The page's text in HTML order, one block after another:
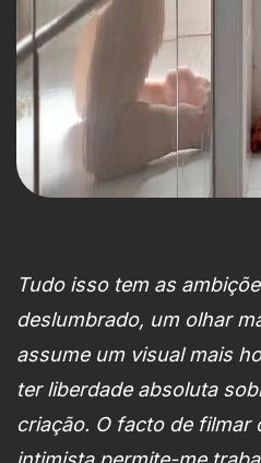
Tudo isso tem as
deslumbrado, um olhar
assume um visual mais
ter liberdade absoluta
criação. O facto de filmar